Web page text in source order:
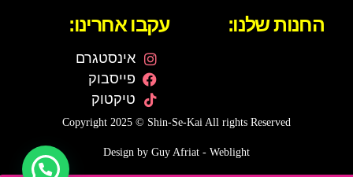
החנות שלנו: עקבו אחרינו:
אינסטגרם
פייסבוק
טיקטוק
Copyright 2025 © Shin-Se-Kai All rights Reserved
Design by Guy Afriat - Weblight